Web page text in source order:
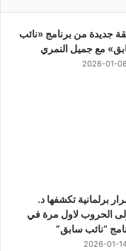
جديدة من برنامج «نائب
مع جميل النمري
2026-01-08
برلمانية تكشفها د.
الحروب لاول مرة في
“نائب سابق”
2026-01-